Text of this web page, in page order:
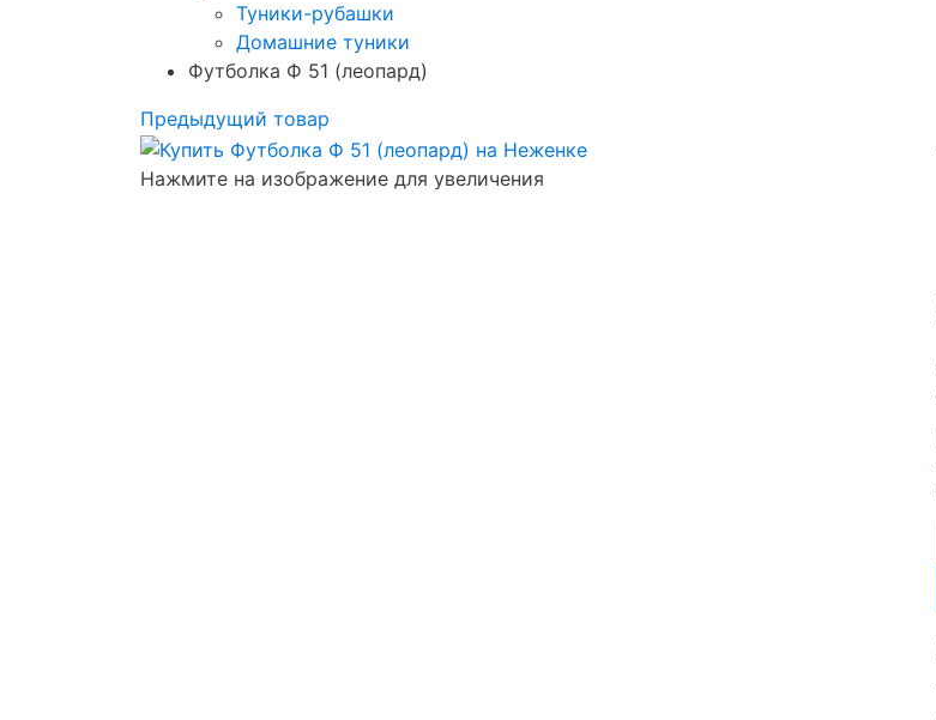
Туники-рубашки
Домашние туники
Футболка Ф 51 (леопард)
Предыдущий товар
Нажмите на изображение для увеличения